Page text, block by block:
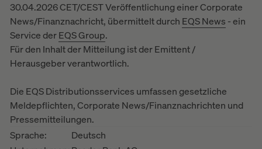
30.04.2026 CET/CEST Veröffentlichung einer Corporate
News/Finanznachricht, übermittelt durch EQS News - ein
Service derEQS Group.
Für den Inhalt der Mitteilung ist der Emittent /
Herausgeber verantwortlich.
Die EQS Distributionsservices umfassen gesetzliche
Meldepflichten, Corporate News/Finanznachrichten und
Pressemitteilungen.
Sprache:
Deutsch